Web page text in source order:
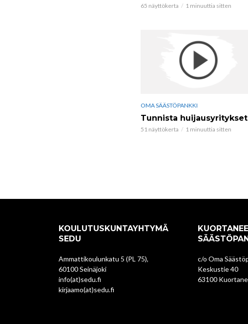
65 näyttökerta 1 minuuttia sitten
OMA SÄÄSTÖPANKKI
Tunnista huijausyritykset
51 näyttökerta 1 minuuttia sitten
KOULUTUSKUNTAYHTYMÄ
SEDU
Ammattikoulunkatu 5 (PL 75),
60100 Seinäjoki
info(at)sedu.fi
kirjaamo(at)sedu.fi
c/o Oma
Keskustie 40
63100 Kuortane